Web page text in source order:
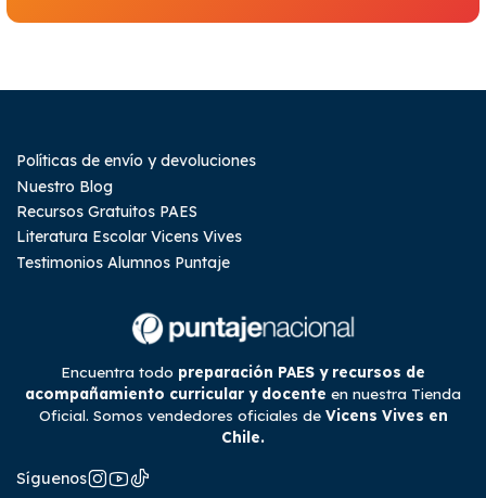
Políticas de envío y devoluciones
Nuestro Blog
Recursos Gratuitos PAES
Literatura Escolar Vicens Vives
Testimonios Alumnos Puntaje
Encuentra todo preparación PAES y recursos de
acompañamiento curricular y docente en nuestra Tienda
Oficial. Somos vendedores oficiales de Vicens Vives en
Chile.
Síguenos